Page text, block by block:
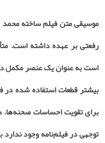
موسیقی متن فیلم ساخته
رفعتی بر عهده داشته است.
است به عنوان یک عنصر مکمل
بیشتر قطعات استفاده شده در
برای تقویت احساسات
توجهی در فیلم‌نامه وجود